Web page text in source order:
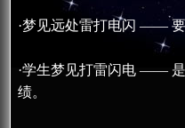
·梦见远处雷打电闪 —— 要
·学生梦见打雷闪电 ——
绩。